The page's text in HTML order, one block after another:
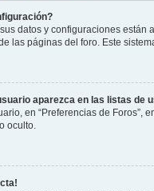
datos y configuraciones
las páginas del foro. Este
aparezca en las listas de
en “Preferencias de Foros”,
oculto.